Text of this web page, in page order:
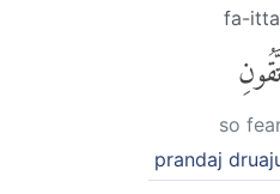
fa-
so
prandaj